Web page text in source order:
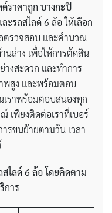
ด์ราคาถูก บางกะปิ
ะรถสไลด์ 6 ล้อ ให้เลือก
ตรวจสอบ และคำนวณ
นล่าง เพื่อให้การตัดสิน
างสะดวก และทำการ
พสูง และพร้อมตอบ
ราพร้อมตอบสนองทุก
เพียงติดต่อเราที่เบอร์
รขนย้ายตามวัน เวลา
ไลด์ 6 ล้อ โดยคิดตาม
การ